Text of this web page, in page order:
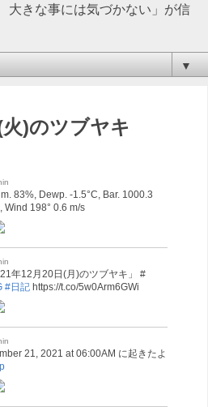
大きな事には気づかない」が信
▼
)のツブヤキ
83%, Dewp. -1.5°C, Bar. 1000.3
Wind 198° 0.6 m/s
年12月20日(月)のツブヤキ」 #
#日記 https://t.co/5w0Arm6GWi
21, 2021 at 06:00AM に起きたよ